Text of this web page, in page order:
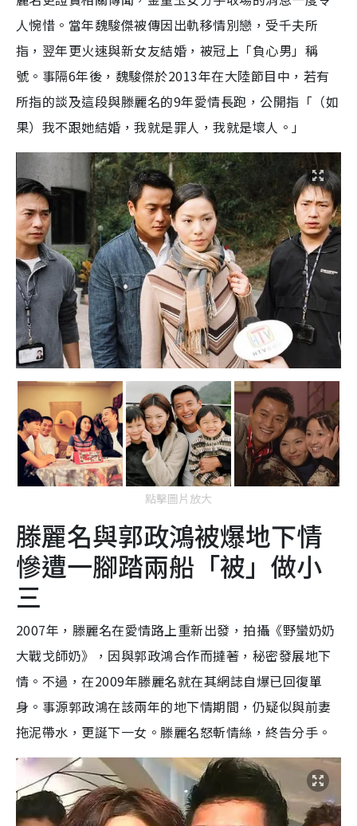
人惋惜。當年魏駿傑被傳因出軌移情別戀，受千夫所
指，翌年更火速與新女友結婚，被冠上「負心男」稱
號。事隔6年後，魏駿傑於2013年在大陸節目中，若有
所指的談及這段與滕麗名的9年愛情長跑，公開指「（如
果）我不跟她結婚，我就是罪人，我就是壞人。」
點擊圖片放大
滕麗名與郭政鴻被爆地下情
慘遭一腳踏兩船「被」做小
三
2007年，滕麗名在愛情路上重新出發，拍攝《野蠻奶奶
大戰戈師奶》，因與郭政鴻合作而撻著，秘密發展地下
情。不過，在2009年滕麗名就在其網誌自爆已回復單
身。事源郭政鴻在該兩年的地下情期間，仍疑似與前妻
拖泥帶水，更誕下一女。滕麗名怒斬情絲，終告分手。